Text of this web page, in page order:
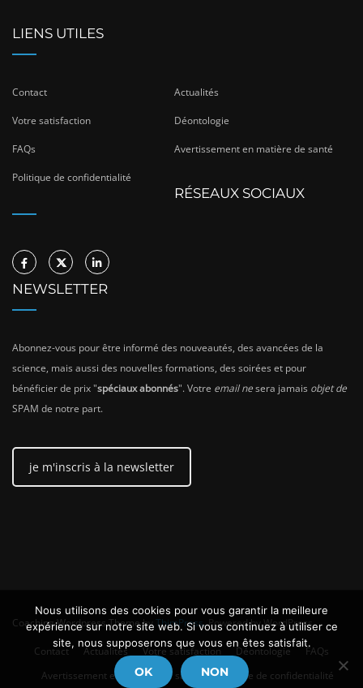
LIENS UTILES
Contact Actualités
Votre satisfaction Déontologie
FAQs Avertissement en matière de santé
Politique de confidentialité
RÉSEAUX SOCIAUX
NEWSLETTER
Abonnez-vous pour être informé des nouveautés, des avancées de la
science, mais aussi des nouvelles formations, des soirées et pour
bénéficier de prix "spéciaux abonnés". Votre email nesera jamais objet de
SPAM de notre part.
je m'inscris à la newsletter
Coaching Wordpress ThemebyThimPress.Powered by WordPress.
Contact Actualités Votre satisfaction Déontologie
FAQs
Avertissement en matière de santé
Politique de confidentialité
Nous utilisons des cookies pour vous garantir la meilleure
expérience sur notre site web. Si vous continuez à utiliser ce
site, nous supposerons que vous en êtes satisfait.
OK NON